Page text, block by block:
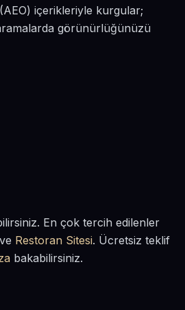
içerikleriyle kurgular;
aramalarda görünürlüğünüzü
En çok tercih edilenler
ve Restoran Sitesi. Ücretsiz teklif
bakabilirsiniz.